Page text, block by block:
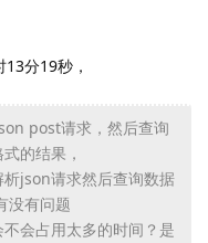
分19秒，
post请求，然后查询
的结果，
json请求然后查询数据
没有问题
会占用太多的时间？ 是